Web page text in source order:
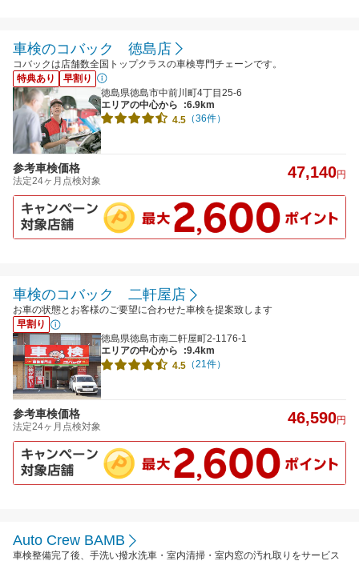
車検のコバック 徳島店
コバックは店舗数全国トップクラスの車検専門チェーンです。
特典あり
早割り
徳島県徳島市中前川町4丁目25-6
エリアの中心から
:6.9km
4.5 （36件）
参考車検価格
法定24ヶ月点検対象 47,140円
車検のコバック 二軒屋店
お車の状態とお客様のご要望に合わせた車検を提案致します
早割り
徳島県徳島市南二軒屋町2-1176-1
エリアの中心から
:9.4km
4.5 （21件）
参考車検価格
法定24ヶ月点検対象 46,590円
Auto Crew BAMB
車検整備完了後、手洗い撥水洗車・室内清掃・室内窓の汚れ取りをサービス